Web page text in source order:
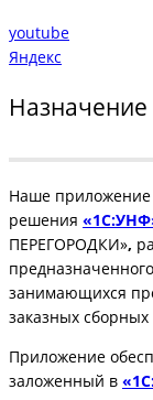
youtube
Яндекс
Наше приложение
решения
ПЕРЕГОРОДКИ»,
занимающихся
заказных сборных
Приложение
заложенный в